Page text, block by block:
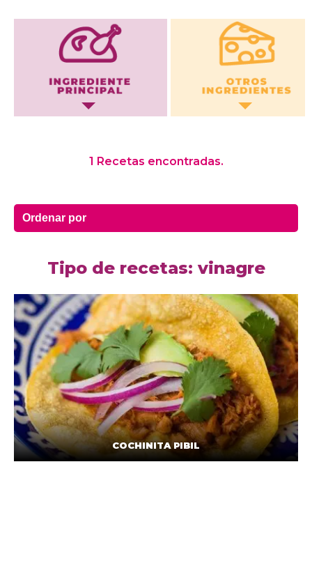
Otros Ingredientes
1 Recetas encontradas.
Tipo de recetas: vinagre
COCHINITA PIBIL